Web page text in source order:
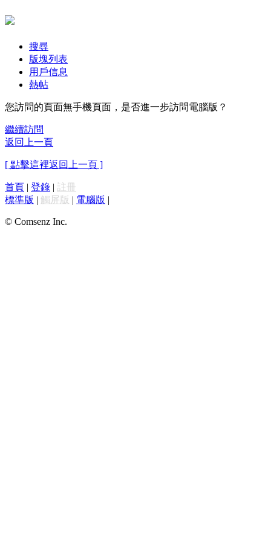
搜尋
版塊列表
用戶信息
熱帖
您訪問的頁面無手機頁面，是否進一步訪問電腦版？
繼續訪問
返回上一頁
[ 點擊這裡返回上一頁 ]
首頁 | 登錄 | 註冊
標準版 | 觸屏版 | 電腦版 |
© Comsenz Inc.